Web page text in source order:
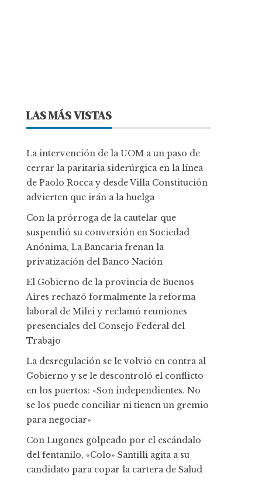
LAS MÁS VISTAS
La intervención de la UOM a un paso de
cerrar la paritaria siderúrgica en la línea
de Paolo Rocca y desde Villa Constitución
advierten que irán a la huelga
Con la prórroga de la cautelar que
suspendió su conversión en Sociedad
Anónima, La Bancaria frenan la
privatización del Banco Nación
El Gobierno de la provincia de Buenos
Aires rechazó formalmente la reforma
laboral de Milei y reclamó reuniones
presenciales del Consejo Federal del
Trabajo
La desregulación se le volvió en contra al
Gobierno y se le descontroló el conflicto
en los puertos: «Son independientes. No
se los puede conciliar ni tienen un gremio
para negociar»
Con Lugones golpeado por el escándalo
del fentanilo, «Colo» Santilli agita a su
candidato para copar la cartera de Salud